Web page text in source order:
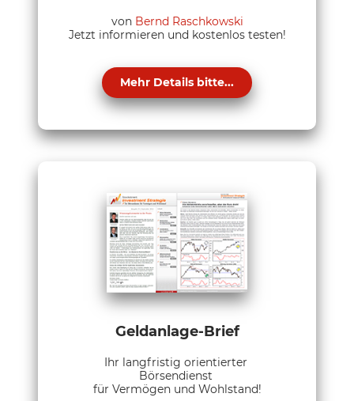
von Bernd Raschkowski
Jetzt informieren und kostenlos testen!
Mehr Details bitte...
Geldanlage-Brief
Ihr langfristig orientierter
Börsendienst
für Vermögen und Wohlstand!